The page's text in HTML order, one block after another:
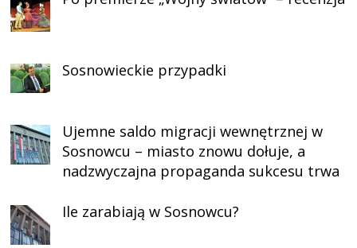
Sosnowieckie przypadki
Ujemne saldo migracji wewnętrznej w
Sosnowcu – miasto znowu dołuje, a
nadzwyczajna propaganda sukcesu trwa
Ile zarabiają w Sosnowcu?